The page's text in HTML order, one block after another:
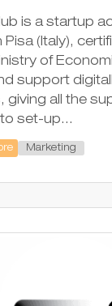
is a startup
Pisa (Italy),
of
support
giving all the
set-up...
Marketing